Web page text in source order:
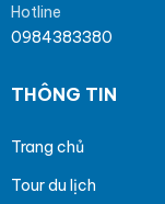
Hotline
0984383380
THÔNG TIN
Trang chủ
Tour du lịch